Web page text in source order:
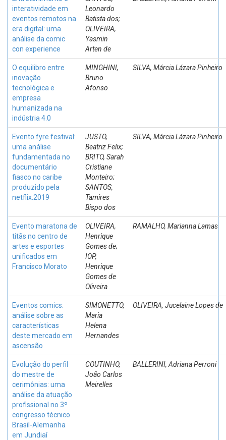
interatividade em
eventos remotos na
era digital: uma
análise da comic
con experience
Leonardo
Batista dos;
OLIVEIRA,
Yasmin
Arten de
O equilibro entre
inovação
tecnológica e
empresa
humanizada na
indústria 4.0
MINGHINI,
Bruno
Afonso
SILVA, Márcia Lázara Pinheiro
Evento fyre festival:
uma análise
fundamentada no
documentário
fiasco no caribe
produzido pela
netflix.2019
JUSTO,
Beatriz Felix;
BRITO, Sarah
Cristiane
Monteiro;
SANTOS,
Tamires
Bispo dos
SILVA, Márcia Lázara Pinheiro
Evento maratona de
titãs no centro de
artes e esportes
unificados em
Francisco Morato
OLIVEIRA,
Henrique
Gomes de;
IOP,
Henrique
Gomes de
Oliveira
RAMALHO, Marianna Lamas
Eventos comics:
análise sobre as
características
deste mercado em
ascensão
SIMONETTO,
Maria
Helena
Hernandes
OLIVEIRA, Jucelaine Lopes de
Evolução do perfil
do mestre de
cerimônias: uma
análise da atuação
profissional no 3º
congresso técnico
Brasil-Alemanha
em Jundiaí
COUTINHO,
João Carlos
Meirelles
BALLERINI, Adriana Perroni